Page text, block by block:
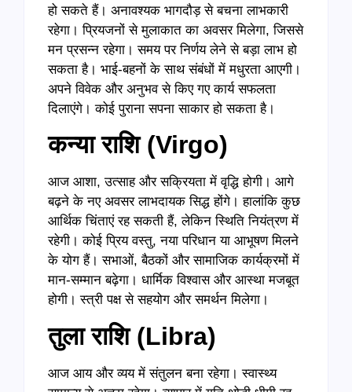
हो सकते हैं। अनावश्यक भागदौड़ से बचना लाभकारी
रहेगा। प्रियजनों से मुलाकात का अवसर मिलेगा, जिससे
मन प्रसन्न रहेगा। समय पर निर्णय लेने से बड़ा लाभ हो
सकता है। भाई-बहनों के साथ संबंधों में मधुरता आएगी।
अपने विवेक और अनुभव से किए गए कार्य सफलता
दिलाएंगे। कोई पुराना सपना साकार हो सकता है।
कन्या राशि (Virgo)
आज आशा, उत्साह और सक्रियता में वृद्धि होगी। आगे
बढ़ने के नए अवसर लाभदायक सिद्ध होंगे। हालांकि कुछ
आर्थिक चिंताएं रह सकती हैं, लेकिन स्थिति नियंत्रण में
रहेगी। कोई प्रिय वस्तु, नया परिधान या आभूषण मिलने
के योग हैं। सभाओं, बैठकों और सामाजिक कार्यक्रमों में
मान-सम्मान बढ़ेगा। धार्मिक विश्वास और आस्था मजबूत
होगी। स्त्री पक्ष से सहयोग और समर्थन मिलेगा।
तुला राशि (Libra)
आज आय और व्यय में संतुलन बना रहेगा। स्वास्थ्य